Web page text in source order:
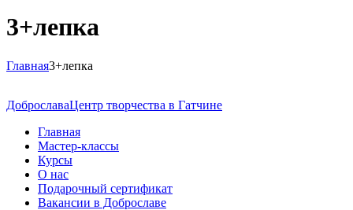
3+лепка
Главная3+лепка
ДоброславаЦентр творчества в Гатчине
Главная
Мастер-классы
Курсы
О нас
Подарочный сертификат
Вакансии в Доброславе